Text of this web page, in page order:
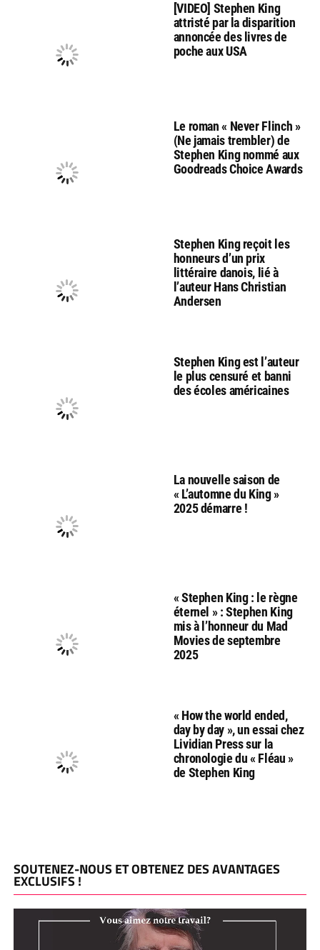
[VIDEO] Stephen King
attristé par la disparition
annoncée des livres de
poche aux USA
Le roman « Never Flinch »
(Ne jamais trembler) de
Stephen King nommé aux
Goodreads Choice Awards
Stephen King reçoit les
honneurs d’un prix
littéraire danois, lié à
l’auteur Hans Christian
Andersen
Stephen King est l’auteur
le plus censuré et banni
des écoles américaines
La nouvelle saison de
« L’automne du King »
2025 démarre !
« Stephen King : le règne
éternel » : Stephen King
mis à l’honneur du Mad
Movies de septembre
2025
« How the world ended,
day by day », un essai chez
Lividian Press sur la
chronologie du « Fléau »
de Stephen King
SOUTENEZ-NOUS ET OBTENEZ DES AVANTAGES
EXCLUSIFS !